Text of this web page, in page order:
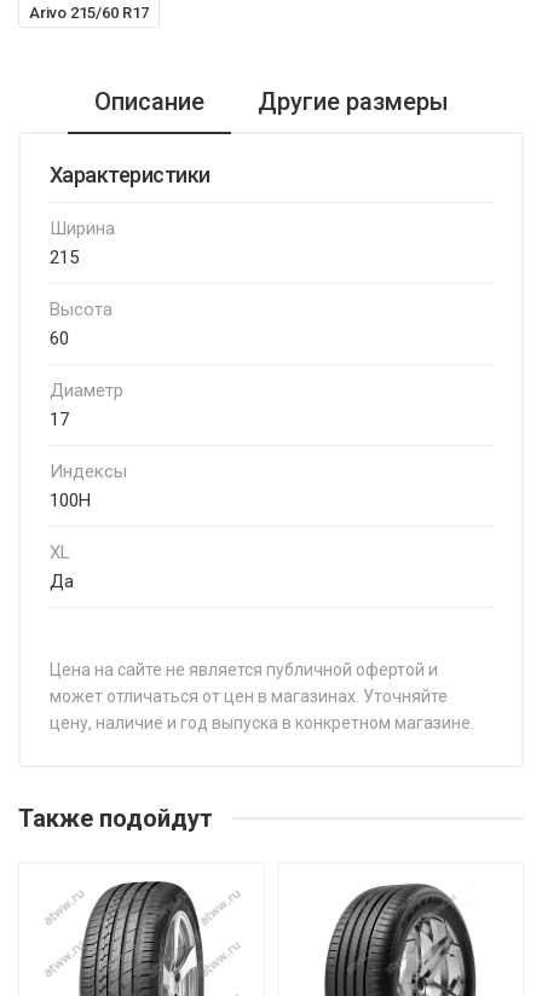
Arivo 215/60 R17
Описание Другие размеры
Характеристики
Ширина
215
Высота
60
Диаметр
17
Индексы
100H
XL
Да
Цена на сайте не является публичной офертой и
может отличаться от цен в магазинах. Уточняйте
цену, наличие и год выпуска в конкретном магазине.
Arivo Premio Comfort 6 155/65R13 73T
Arivo Premio Comfort 6 185/60R15 88H
Arivo Premio Comfort 6 185/65R14 86H
Также подойдут